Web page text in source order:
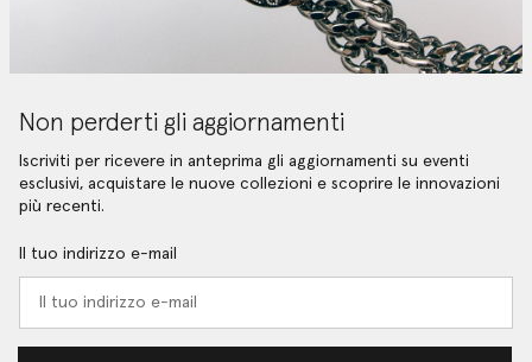
Non perderti gli aggiornamenti
Iscriviti per ricevere in anteprima gli aggiornamenti su eventi
esclusivi, acquistare le nuove collezioni e scoprire le innovazioni
più recenti.
Il tuo indirizzo e-mail